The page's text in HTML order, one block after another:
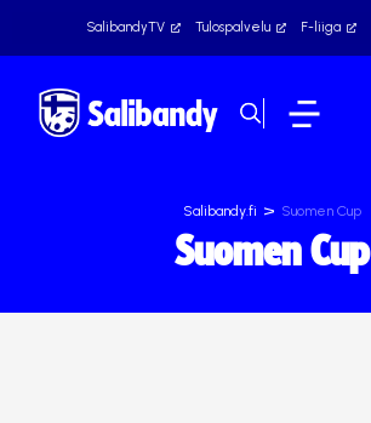
SalibandyTV Tulospalvelu F-liiga
Salibandy.fi > Suomen Cup
Suomen Cup